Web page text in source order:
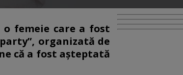
o femeie care a fost
organizată de
că a fost așteptată